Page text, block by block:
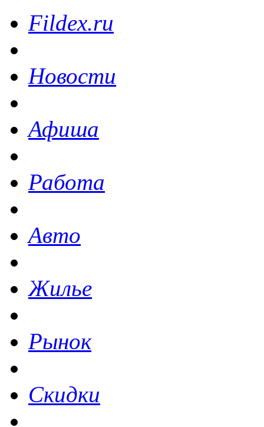
Fildex.ru
Новости
Афиша
Работа
Авто
Жилье
Рынок
Скидки